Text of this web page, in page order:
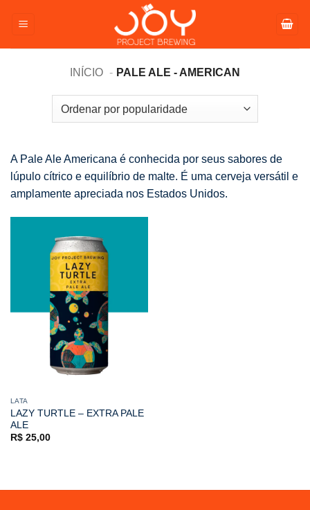
para
INÍCIO
PALE ALE - AMERICAN
A Pale Ale Americana é conhecida por seus sabores de
lúpulo cítrico e equilíbrio de malte. É uma cerveja versátil e
amplamente apreciada nos Estados Unidos.
LATA
LAZY TURTLE – EXTRA PALE
ALE
R$25,00